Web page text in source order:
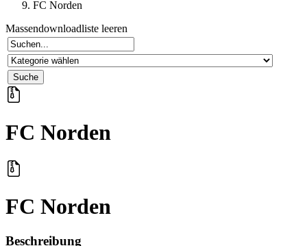
FC Norden
Massendownloadliste leeren
FC Norden
FC Norden
Beschreibung